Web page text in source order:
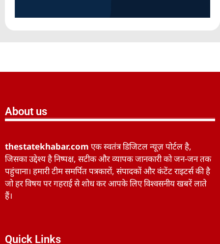
About us
thestatekhabar.com एक स्वतंत्र डिजिटल न्यूज़ पोर्टल है,
जिसका उद्देश्य है निष्पक्ष, सटीक और व्यापक जानकारी को जन-जन तक
पहुंचाना। हमारी टीम समर्पित पत्रकारों, संपादकों और कंटेंट राइटर्स की है
जो हर विषय पर गहराई से शोध कर आपके लिए विश्वसनीय खबरें लाते
हैं।
Quick Links